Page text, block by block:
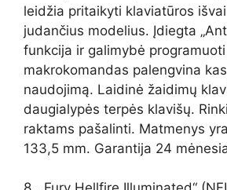
leidžia pritaikyti klaviatūros
judančius modelius. Įdiegta
funkcija ir galimybė
makrokomandas palengvina
naudojimą. Laidinė žaidimų
daugialypės terpės klavišų.
raktams pašalinti. Matmenys
133,5 mm. Garantija 24